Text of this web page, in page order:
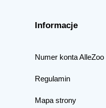
Informacje
Numer konta AlleZoo
Regulamin
Mapa strony